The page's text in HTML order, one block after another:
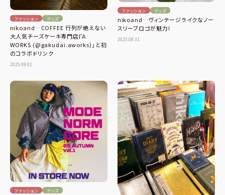
ファッション グッズ
nikoand…COFFEE 行列が絶えない
大人気チーズケーキ専門店ΓΑ
WORKS (@gakudai.aworks)」と初
のコラボドリンク
2025.09.01
ファッション グッズ
nikoand…ヴィンテージライクなノー
スリーブロゴが魅力!
2025.08.31
ファッション グッズ